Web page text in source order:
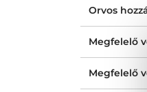
Orvos
Megfelelő
Megfelelő